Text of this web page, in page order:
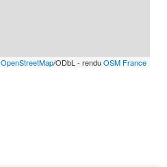
OpenStreetMap/ODbL - renduOSM France